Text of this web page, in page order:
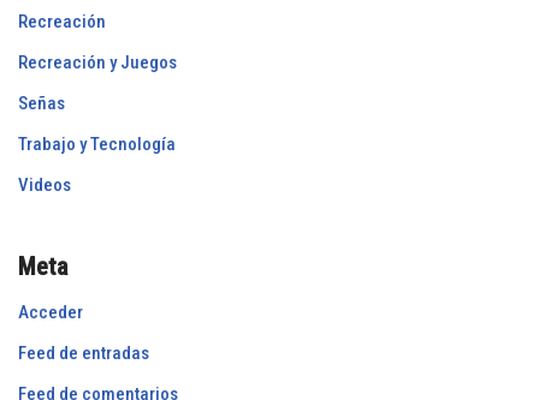
Recreación
Recreación y Juegos
Señas
Trabajo y Tecnología
Videos
Meta
Acceder
Feed de entradas
Feed de comentarios